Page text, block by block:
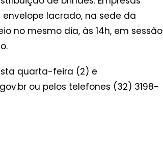
lacrado, na sede da
no mesmo dia, às 14h, em sessão
quarta-feira (2) e
ou pelos telefones (32) 3198-